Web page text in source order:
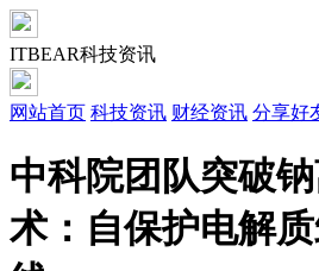
ITBEAR科技资讯
网站首页 科技资讯 财经资讯 分享好
中科院团队突破
术：自保护电解